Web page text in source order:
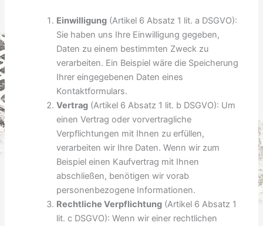
Einwilligung (Artikel 6 Absatz 1 lit. a DSGVO):
Sie haben uns Ihre Einwilligung gegeben,
Daten zu einem bestimmten Zweck zu
verarbeiten. Ein Beispiel wäre die Speicherung
Ihrer eingegebenen Daten eines
Kontaktformulars.
Vertrag (Artikel 6 Absatz 1 lit. b DSGVO): Um
einen Vertrag oder vorvertragliche
Verpflichtungen mit Ihnen zu erfüllen,
verarbeiten wir Ihre Daten. Wenn wir zum
Beispiel einen Kaufvertrag mit Ihnen
abschließen, benötigen wir vorab
personenbezogene Informationen.
Rechtliche Verpflichtung (Artikel 6 Absatz 1
lit. c DSGVO): Wenn wir einer rechtlichen